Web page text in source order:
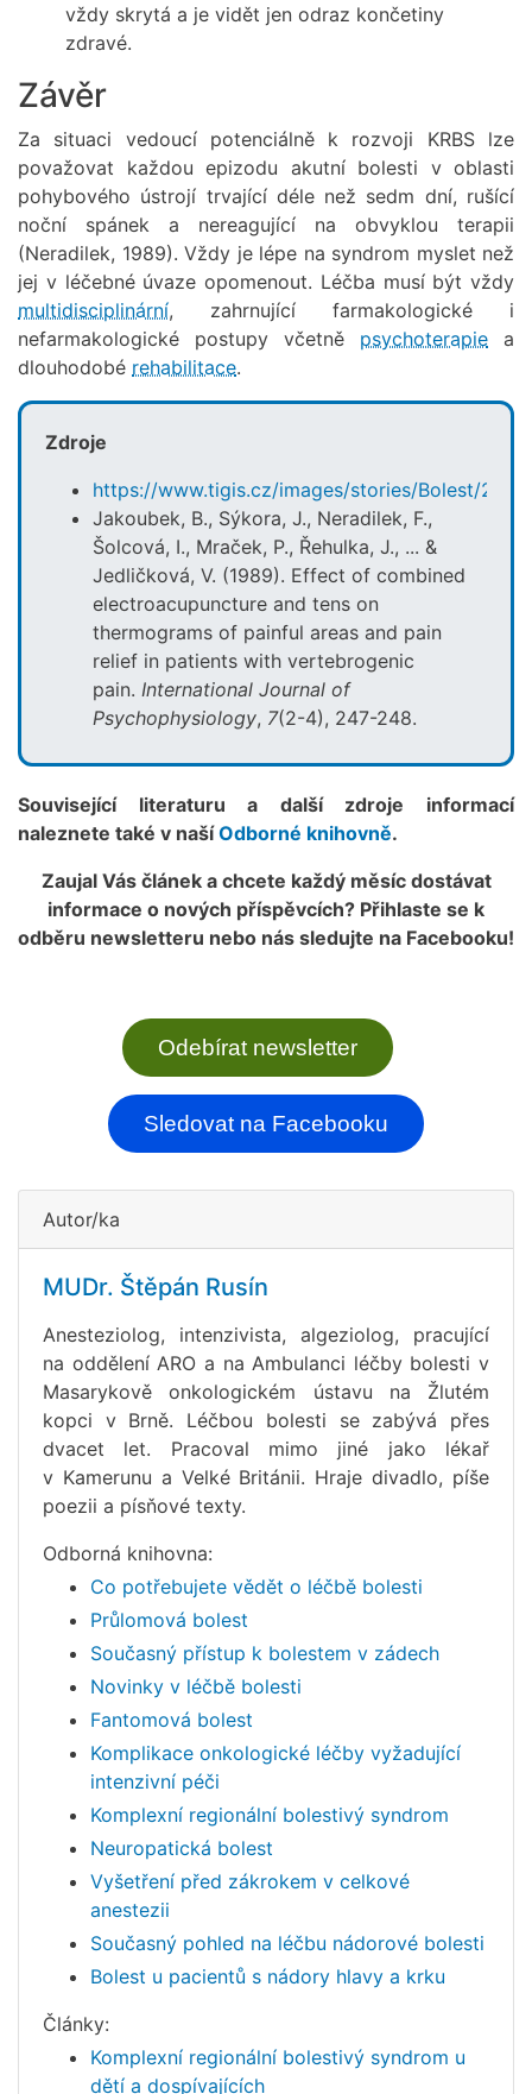
vždy skrytá a je vidět jen odraz končetiny
zdravé.
Závěr
Za situaci vedoucí potenciálně k rozvoji KRBS lze
považovat každou epizodu akutní bolesti v oblasti
pohybového ústrojí trvající déle než sedm dní, rušící
noční spánek a nereagující na obvyklou terapii
(Neradilek, 1989). Vždy je lépe na syndrom myslet než
jej v léčebné úvaze opomenout. Léčba musí být vždy
multidisciplinární, zahrnující farmakologické i
nefarmakologické postupy včetně psychoterapie a
dlouhodobé rehabilitace.
Zdroje
https://www.tigis.cz/images/stories/Bolest/
Jakoubek, B., Sýkora, J., Neradilek, F.,
Šolcová, I., Mraček, P., Řehulka, J., ... &
Jedličková, V. (1989). Effect of combined
electroacupuncture and tens on
thermograms of painful areas and pain
relief in patients with vertebrogenic
pain. International Journal of
Psychophysiology, 7(2-4), 247-248.
Související literaturu a další zdroje informací
naleznete také v našíOdborné knihovně.
Zaujal Vás článek a chcete každý měsíc dostávat
informace o nových příspěvcích? Přihlaste se k
odběru newsletteru nebo nás sledujte na Facebooku!
Odebírat newsletter
Sledovat na Facebooku
Autor/ka
MUDr. Štěpán Rusín
Anesteziolog, intenzivista, algeziolog, pracující
na oddělení ARO a na Ambulanci léčby bolesti v
Masarykově onkologickém ústavu na Žlutém
kopci v Brně. Léčbou bolesti se zabývá přes
dvacet let. Pracoval mimo jiné jako lékař
v Kamerunu a Velké Británii. Hraje divadlo, píše
poezii a písňové texty.
Odborná knihovna:
Co potřebujete vědět o léčbě bolesti
Průlomová bolest
Současný přístup k bolestem v zádech
Novinky v léčbě bolesti
Fantomová bolest
Komplikace onkologické léčby vyžadující
intenzivní péči
Komplexní regionální bolestivý syndrom
Neuropatická bolest
Vyšetření před zákrokem v celkové
anestezii
Současný pohled na léčbu nádorové bolesti
Bolest u pacientů s nádory hlavy a krku
Články:
Komplexní regionální bolestivý syndrom u
dětí a dospívajících